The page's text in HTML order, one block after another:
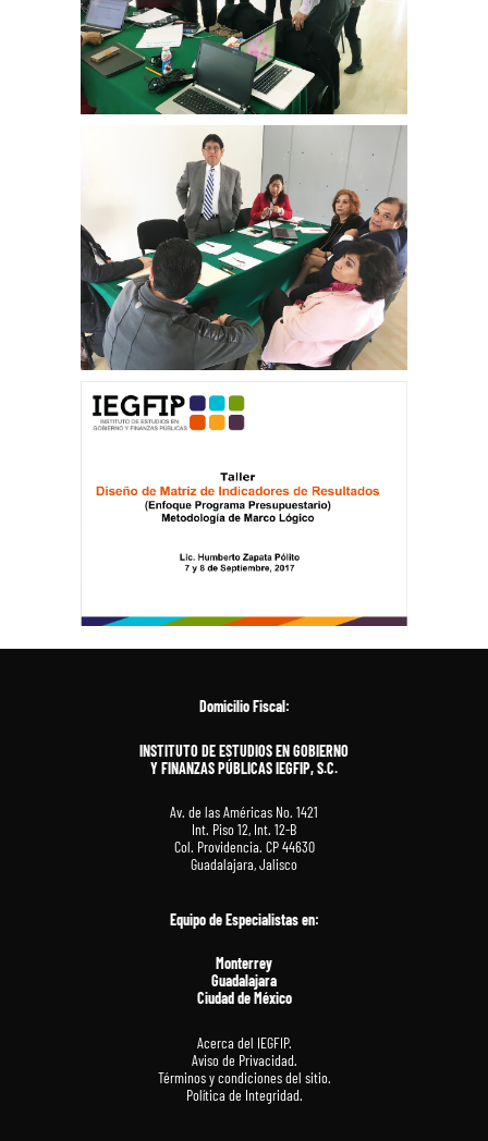
Domicilio Fiscal:
INSTITUTO DE ESTUDIOS EN GOBIERNO
Y FINANZAS PÚBLICAS IEGFIP, S.C.
Av. de las Américas No. 1421
Int. Piso 12, Int. 12-B
Col. Providencia. CP 44630
Guadalajara, Jalisco
Equipo de Especialistas en:
Monterrey
Guadalajara
Ciudad de México
Acerca del IEGFIP.
Aviso de Privacidad.
Términos y condiciones del sitio.
Política de Integridad.